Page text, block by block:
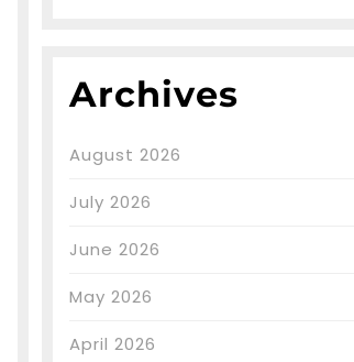
Archives
August 2026
July 2026
June 2026
May 2026
April 2026